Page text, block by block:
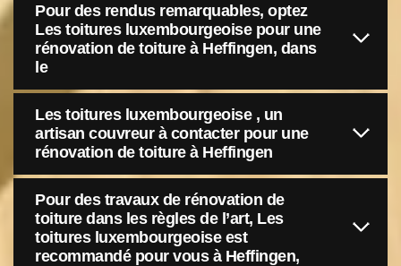
Pour des rendus remarquables, optez
Les toitures luxembourgeoise pour une
rénovation de toiture à Heffingen, dans
le
Les toitures luxembourgeoise , un
artisan couvreur à contacter pour une
rénovation de toiture à Heffingen
Pour des travaux de rénovation de
toiture dans les règles de l’art, Les
toitures luxembourgeoise est
recommandé pour vous à Heffingen,